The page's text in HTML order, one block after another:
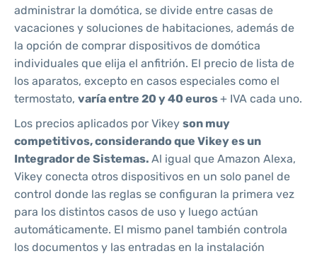
administrar la domótica, se divide entre casas de
vacaciones y soluciones de habitaciones, además de
la opción de comprar dispositivos de domótica
individuales que elija el anfitrión. El precio de lista de
los aparatos, excepto en casos especiales como el
termostato, varía entre 20 y 40 euros+ IVA cada uno.
Los precios aplicados por Vikey son muy
competitivos, considerando que Vikey es un
Integrador de Sistemas. Al igual que Amazon Alexa,
Vikey conecta otros dispositivos en un solo panel de
control donde las reglas se configuran la primera vez
para los distintos casos de uso y luego actúan
automáticamente. El mismo panel también controla
los documentos y las entradas en la instalación